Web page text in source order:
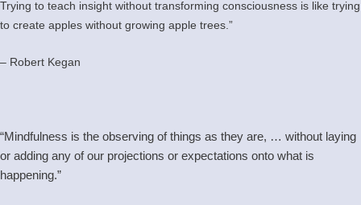
Trying to teach insight without transforming consciousness is like trying
to create apples without growing apple trees.”
– Robert Kegan
“Mindfulness is the observing of things as they are, … without laying
or adding any of our projections or expectations onto what is
happening.”